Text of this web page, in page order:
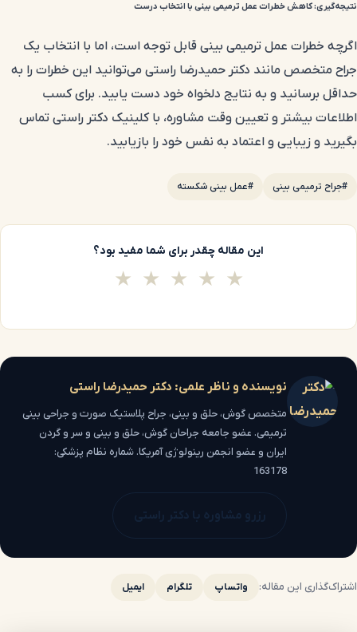
نتیجه‌گیری: کاهش خطرات عمل ترمیمی بینی با انتخاب درست
اگرچه خطرات عمل ترمیمی بینی قابل توجه است، اما با انتخاب یک
جراح متخصص مانند دکتر حمیدرضا راستی می‌توانید این خطرات را به
حداقل برسانید و به نتایج دلخواه خود دست یابید. برای کسب
اطلاعات بیشتر و تعیین وقت مشاوره، با کلینیک دکتر راستی تماس
بگیرید و زیبایی و اعتماد به نفس خود را بازیابید.
#جراح ترمیمی بینی #عمل بینی شکسته
این مقاله چقدر برای شما مفید بود؟
★ ★ ★ ★ ★
نویسنده و ناظر علمی: دکتر حمیدرضا راستی
متخصص گوش، حلق و بینی، جراح پلاستیک صورت و جراحی بینی
ترمیمی. عضو جامعه جراحان گوش، حلق و بینی و سر و گردن
ایران و عضو انجمن رینولوژی آمریکا. شماره نظام پزشکی:
163178
رزرو مشاوره با دکتر راستی
اشتراک‌گذاری این مقاله: واتساپ تلگرام ایمیل